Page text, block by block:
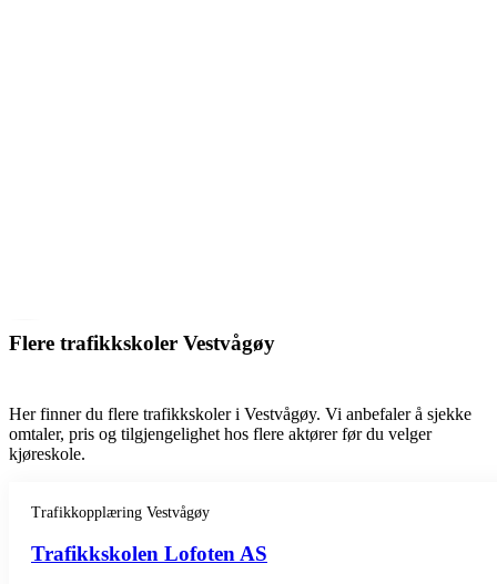
Flere trafikkskoler Vestvågøy
Her finner du flere trafikkskoler i Vestvågøy. Vi anbefaler å sjekke
omtaler, pris og tilgjengelighet hos flere aktører før du velger
kjøreskole.
Trafikkopplæring Vestvågøy
Trafikkskolen Lofoten AS